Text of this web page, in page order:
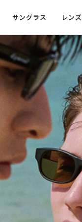
サングラス レンズ